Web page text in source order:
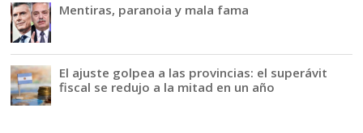
Mentiras, paranoia y mala fama
El ajuste golpea a las provincias: el superávit
fiscal se redujo a la mitad en un año